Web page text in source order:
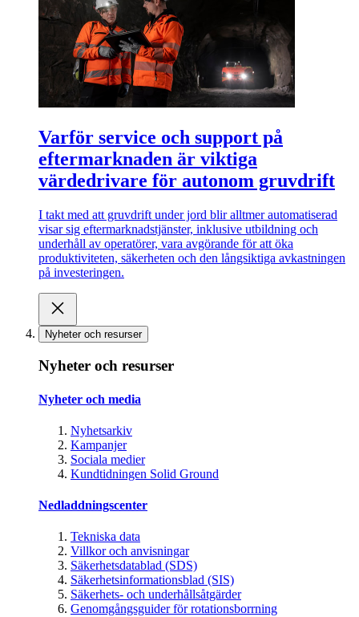
Varför service och support på
eftermarknaden är viktiga
värdedrivare för autonom gruvdrift
I takt med att gruvdrift under jord blir alltmer automatiserad
visar sig eftermarknadstjänster, inklusive utbildning och
underhåll av operatörer, vara avgörande för att öka
produktiviteten, säkerheten och den långsiktiga avkastningen
på investeringen.
Nyheter och resurser
Nyheter och resurser
Nyheter och media
Nyhetsarkiv
Kampanjer
Sociala medier
Kundtidningen Solid Ground
Nedladdningscenter
Tekniska data
Villkor och anvisningar
Säkerhetsdatablad (SDS)
Säkerhetsinformationsblad (SIS)
Säkerhets- och underhållsåtgärder
Genomgångsguider för rotationsborrning